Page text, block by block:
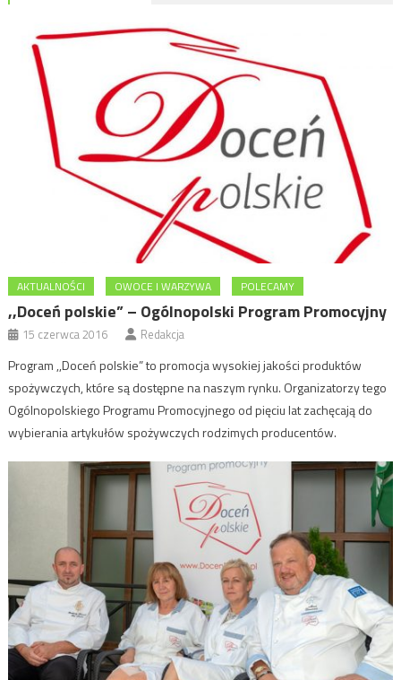
AKTUALNOŚCI OWOCE I WARZYWA POLECAMY
,,Doceń polskie” – Ogólnopolski Program Promocyjny
15 czerwca 2016 Redakcja
Program ,,Doceń polskie” to promocja wysokiej jakości produktów
spożywczych, które są dostępne na naszym rynku. Organizatorzy tego
Ogólnopolskiego Programu Promocyjnego od pięciu lat zachęcają do
wybierania artykułów spożywczych rodzimych producentów.